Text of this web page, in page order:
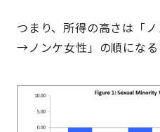
つまり、所得の高さは「
→ノンケ女性」の順になる